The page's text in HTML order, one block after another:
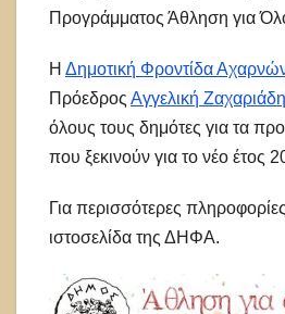
Προγράμματος Άθληση για
Η Δημοτική Φροντίδα
Πρόεδρος Αγγελική Ζαχαριάδη
όλους τους δημότες για τα
που ξεκινούν για το νέο έτος
Για περισσότερες
ιστοσελίδα της ΔΗΦΑ.